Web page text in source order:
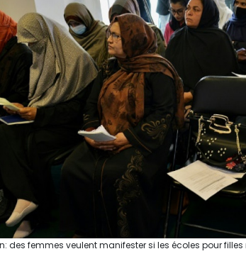
des femmes veulent manifester si les écoles pour filles